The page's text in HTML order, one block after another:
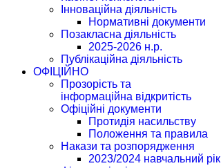
Інноваційна діяльність
Нормативні документи
Позакласна діяльність
2025-2026 н.р.
Публікаційна діяльність
ОФІЦІЙНО
Прозорість та
інформаційна відкритість
Офіційні документи
Протидія насильству
Положення та правила
Накази та розпорядження
2023/2024 навчальний рік